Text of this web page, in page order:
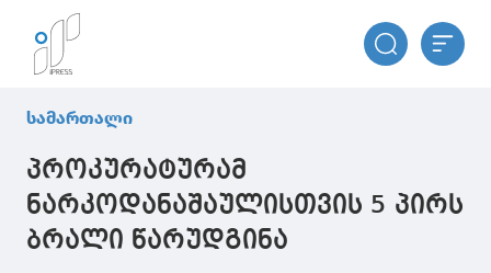
სამართალი
პროკურატურამ
ნარკოდანაშაულისთვის 5 პირს
ბრალი წარუდგინა